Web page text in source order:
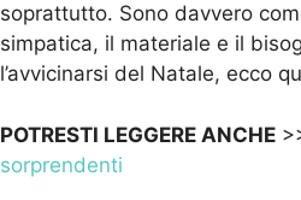
soprattutto. Sono davvero
simpatica, il materiale e il
l’avvicinarsi del Natale, ecco
POTRESTI LEGGERE ANCHE
sorprendenti